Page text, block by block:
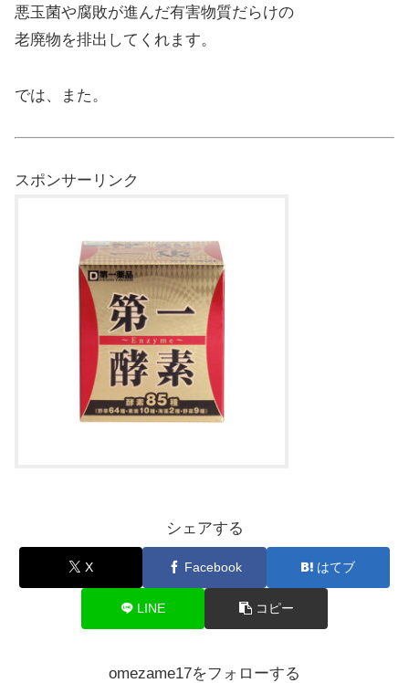
悪玉菌や腐敗が進んだ有害物質だらけの
老廃物を排出してくれます。
では、また。
スポンサーリンク
シェアする
X Facebook はてブ
LINE コピー
omezame17をフォローする